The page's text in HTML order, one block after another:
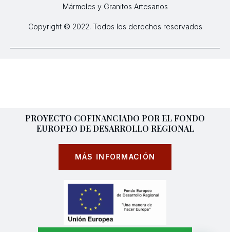
Mármoles y Granitos Artesanos
Copyright © 2022. Todos los derechos reservados
PROYECTO COFINANCIADO POR EL FONDO
EUROPEO DE DESARROLLO REGIONAL
MÁS INFORMACIÓN